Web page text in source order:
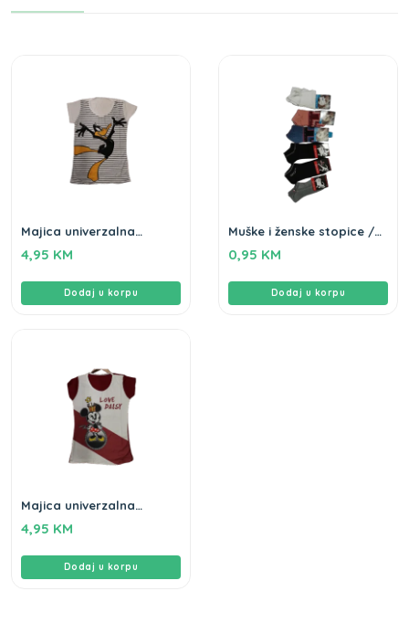
Majica univerzalna
4,95 KM
Dodaj u korpu
Muške i ženske stopice /
0,95 KM
Dodaj u korpu
Majica univerzalna
4,95 KM
Dodaj u korpu